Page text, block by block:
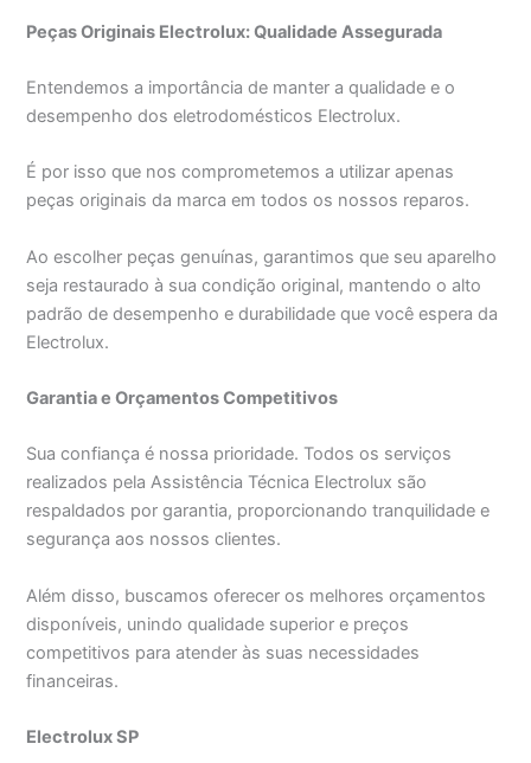
Peças Originais Electrolux: Qualidade Assegurada
Entendemos a importância de manter a qualidade e o
desempenho dos eletrodomésticos Electrolux.
É por isso que nos comprometemos a utilizar apenas
peças originais da marca em todos os nossos reparos.
Ao escolher peças genuínas, garantimos que seu aparelho
seja restaurado à sua condição original, mantendo o alto
padrão de desempenho e durabilidade que você espera da
Electrolux.
Garantia e Orçamentos Competitivos
Sua confiança é nossa prioridade. Todos os serviços
realizados pela Assistência Técnica Electrolux são
respaldados por garantia, proporcionando tranquilidade e
segurança aos nossos clientes.
Além disso, buscamos oferecer os melhores orçamentos
disponíveis, unindo qualidade superior e preços
competitivos para atender às suas necessidades
financeiras.
Electrolux SP